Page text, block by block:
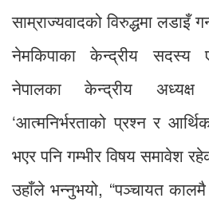
साम्राज्यवादको विरुद्धमा लडाइँ
नेमकिपाका केन्द्रीय सदस्य
नेपालका केन्द्रीय अध्यक्ष
‘आत्मनिर्भरताको प्रश्न र
भएर पनि गम्भीर विषय समावेश
उहाँले भन्नुभयो, “पञ्चायत